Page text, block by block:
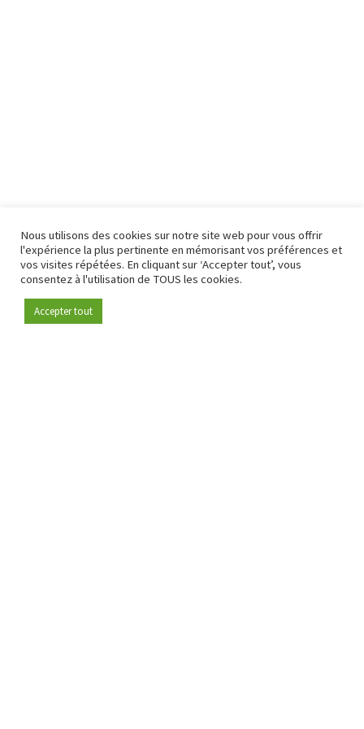
Devenez membre
Nous utilisons des cookies sur notre site web pour vous offrir
l'expérience la plus pertinente en mémorisant vos préférences et
vos visites répétées. En cliquant sur ‘Accepter tout’, vous
consentez à l'utilisation de TOUS les cookies.
Accepter tout